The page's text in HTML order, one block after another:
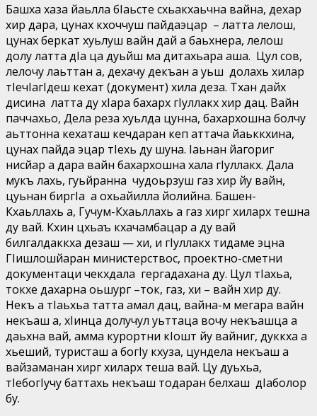
Башха хаза йаьлла бIаьсте схьакхаьчна вайна, дехар
хир дара, цунах кхоччуш пайдаэцар – латта лелош,
цунах беркат хуьлуш вайн дай а баьхнера, лелош
долу латта дIа ца дуьйш ма дитахьара аша. Цул сов,
лелочу лаьттан а, дехачу декъан а уьш долахь хилар
тIечIагIдеш кехат (документ) хила деза. Тхан дайх
дисина латта ду хIара бахарх гIуллакх хир дац. Вайн
паччахьо, Дела реза хуьлда цунна, бахархошна болчу
аьттонна кехаташ кечдаран кеп аттача йаьккхина,
цунах пайда эцар тIехь ду шуна. Iаьнан йагориг
нисйар а дара вайн бахархошна хала гIуллакх. Дала
мукъ лахь, гуьйранна чудоьрзуш газ хир йу вайн,
цуьнан биргIа а охьайилла йолийна. Башен-
Кхаьллахь а, Гучум-Кхаьллахь а газ хирг хиларх тешна
ду вай. Кхин цхьаъ кхачамбацар а ду вай
билгалдаккха дезаш — хи, и гIуллакх тидаме эцна
ГIишлошйаран министерствос, проектно-сметни
документаци чекхдала гергадахана ду. Цул тIахьа,
токхе дахарна оьшург –ток, газ, хи – вайн хир ду.
Некъ а тIаьхьа татта амал дац, вайна-м мегара вайн
некъаш а, хIинца долучул уьттаца вочу некъашца а
даьхна вай, амма курортни кIошт йу вайниг, дуккха а
хьеший, туристаш а богIу кхуза, цундела некъаш а
вайзаманан хирг хиларх теша вай. Цу дуьхьа,
тIебогIучу баттахь некъаш тодаран белхаш дIаболор
бу.